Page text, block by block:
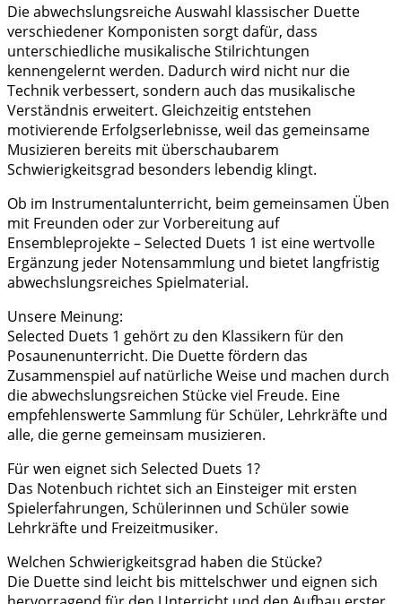
Die abwechslungsreiche Auswahl klassischer Duette
verschiedener Komponisten sorgt dafür, dass
unterschiedliche musikalische Stilrichtungen
kennengelernt werden. Dadurch wird nicht nur die
Technik verbessert, sondern auch das musikalische
Verständnis erweitert. Gleichzeitig entstehen
motivierende Erfolgserlebnisse, weil das gemeinsame
Musizieren bereits mit überschaubarem
Schwierigkeitsgrad besonders lebendig klingt.
Ob im Instrumentalunterricht, beim gemeinsamen Üben
mit Freunden oder zur Vorbereitung auf
Ensembleprojekte – Selected Duets 1 ist eine wertvolle
Ergänzung jeder Notensammlung und bietet langfristig
abwechslungsreiches Spielmaterial.
Unsere Meinung:
Selected Duets 1 gehört zu den Klassikern für den
Posaunenunterricht. Die Duette fördern das
Zusammenspiel auf natürliche Weise und machen durch
die abwechslungsreichen Stücke viel Freude. Eine
empfehlenswerte Sammlung für Schüler, Lehrkräfte und
alle, die gerne gemeinsam musizieren.
Für wen eignet sich Selected Duets 1?
Das Notenbuch richtet sich an Einsteiger mit ersten
Spielerfahrungen, Schülerinnen und Schüler sowie
Lehrkräfte und Freizeitmusiker.
Welchen Schwierigkeitsgrad haben die Stücke?
Die Duette sind leicht bis mittelschwer und eignen sich